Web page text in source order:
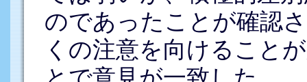
のであったことが確認
くの注意を向けること